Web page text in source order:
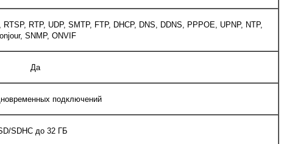
RTP, UDP, SMTP, FTP, DHCP, DNS, DDNS, PPPOE, UPNP, NTP,
SNMP, ONVIF
Да
подключений
SDHC до 32 ГБ